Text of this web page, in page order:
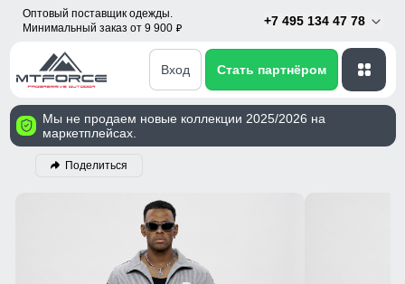
Оптовый поставщик одежды.
Минимальный заказ от 9 900 p
+7 495 134 47 78
Вход Стать партнёром
Мы не продаем новые коллекции 2025/2026 на
маркетплейсах.
Поделиться